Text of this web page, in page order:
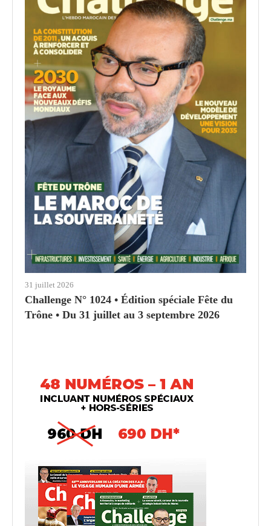
31 juillet 2026
Challenge N° 1024 • Édition spéciale Fête du
Trône • Du 31 juillet au 3 septembre 2026